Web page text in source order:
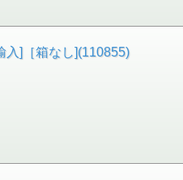
入]［箱なし](110855)